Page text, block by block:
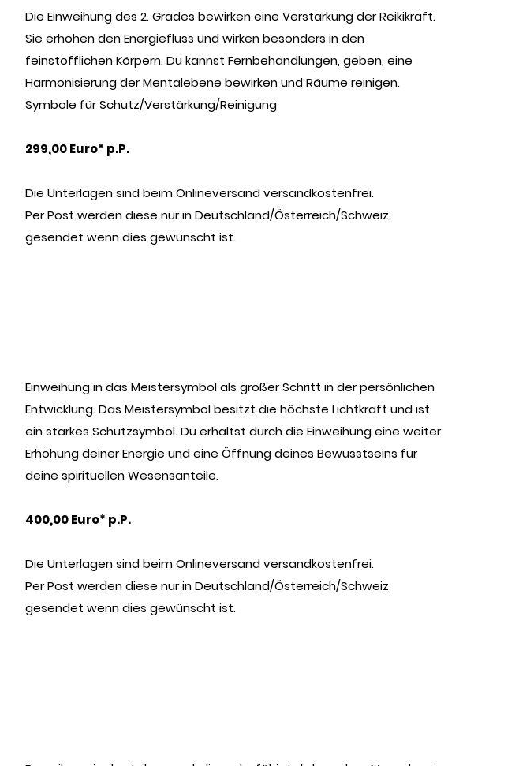
Die Einweihung des 2. Grades bewirken eine Verstärkung der Reikikraft.
Sie erhöhen den Energiefluss und wirken besonders in den
feinstofflichen Körpern. Du kannst Fernbehandlungen, geben, eine
Harmonisierung der Mentalebene bewirken und Räume reinigen.
Symbole für Schutz/Verstärkung/Reinigung
299,00 Euro* p.P.
Die Unterlagen sind beim Onlineversand versandkostenfrei.
Per Post werden diese nur in Deutschland/Österreich/Schweiz
gesendet wenn dies gewünscht ist.
Einweihung in das Meistersymbol als großer Schritt in der persönlichen
Entwicklung. Das Meistersymbol besitzt die höchste Lichtkraft und ist
ein starkes Schutzsymbol. Du erhältst durch die Einweihung eine weiter
Erhöhung deiner Energie und eine Öffnung deines Bewusstseins für
deine spirituellen Wesensanteile.
400,00 Euro* p.P.
Die Unterlagen sind beim Onlineversand versandkostenfrei.
Per Post werden diese nur in Deutschland/Österreich/Schweiz
gesendet wenn dies gewünscht ist.